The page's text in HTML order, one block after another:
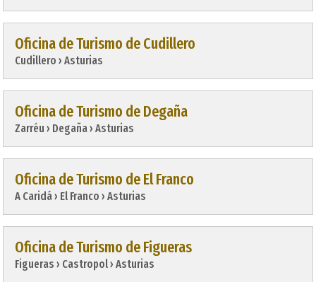
Oficina de Turismo de Cudillero
Cudillero › Asturias
Oficina de Turismo de Degaña
Zarréu › Degaña › Asturias
Oficina de Turismo de El Franco
A Caridá › El Franco › Asturias
Oficina de Turismo de Figueras
Figueras › Castropol › Asturias